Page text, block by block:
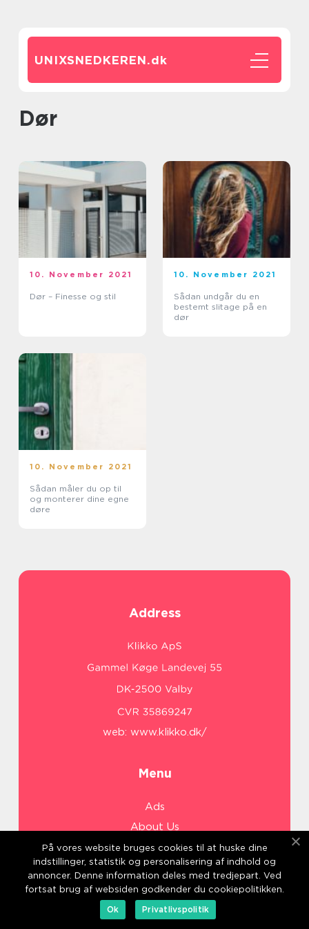
UNIXSNEDKEREN.dk
dør
10. November 2021
Dør – Finesse og stil
10. November 2021
Sådan undgår du en
bestemt slitage på en
dør
10. November 2021
Sådan måler du op til
og monterer dine egne
døre
Address
web: www.klikko.dk/
Menu
Ads
About Us
Cookies
Contact
Sitemap
På vores website bruges cookies til at huske dine
indstillinger, statistik og personalisering af indhold og
annoncer. Denne information deles med tredjepart. Ved
fortsat brug af websiden godkender du cookiepolitikken.
Ok
Privatlivspolitik